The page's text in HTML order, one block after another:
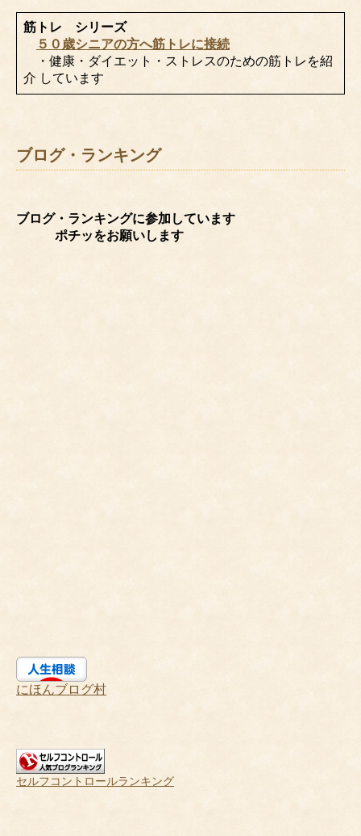
筋トレ シリーズ
５０歳シニアの方へ筋トレに接続
・健康・ダイエット・ストレスのための筋トレを紹
介 しています
ブログ・ランキング
ブログ・ランキングに参加しています
ポチッをお願いします
にほんブログ村
セルフコントロールランキング